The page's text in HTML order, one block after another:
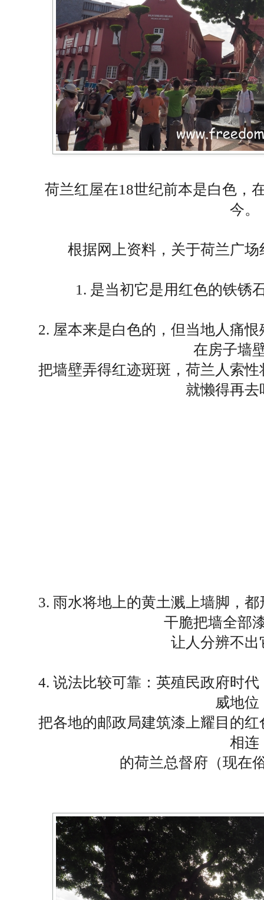
荷兰红屋在18世纪前本是白色，
今。
根据网上资料，关于荷兰广
1. 是当初它是用红色的铁锈
2. 屋本来是白色的，但当地人痛
在房子墙
把墙壁弄得红迹斑斑，荷兰人索
就懒得再去
3. 雨水将地上的黄土溅上墙脚，
干脆把墙全部
让人分辨不出
4. 说法比较可靠：英殖民政府时
威地位
把各地的邮政局建筑漆上耀目的
相连
的荷兰总督府（现在